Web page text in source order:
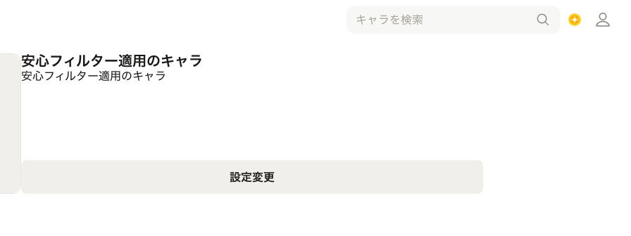
安心フィルター適用のキャラ
安心フィルター適用のキャラ
設定変更